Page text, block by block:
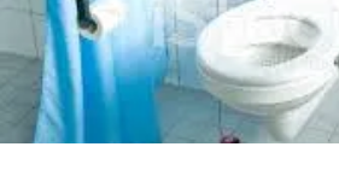
Juni 2025
Mai 2025
April 2025
März 2025
Februar 2025